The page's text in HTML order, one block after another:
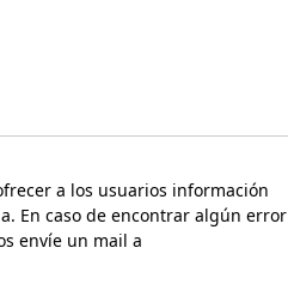
a los usuarios información
En caso de encontrar algún error
envíe un mail a